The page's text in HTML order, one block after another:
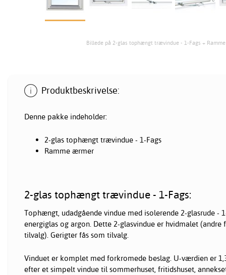
Billede på 2-glas tophængt trævindue - 1-Fags +
Produktbeskrivelse:
Denne pakke indeholder:
2-glas tophængt trævindue - 1-Fags
Ramme ærmer
2-glas tophængt trævindue - 1-Fags:
Tophængt, udadgående vindue med isolerende 2-glasrude -
energiglas og argon. Dette 2-glasvindue er hvidmalet
tilvalg). Gerigter fås som tilvalg.
Vinduet er komplet med forkromede beslag. U-værdien er
efter et simpelt vindue til sommerhuset, fritidshuset,